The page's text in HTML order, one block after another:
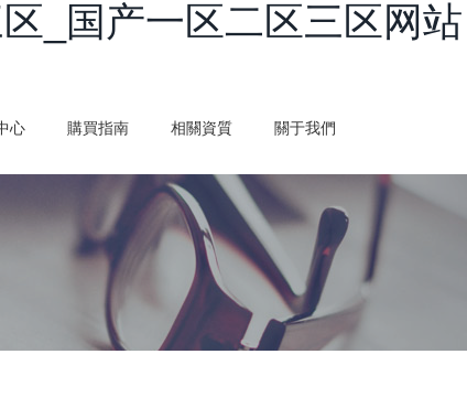
_国产一区二区三区网站
心 購買指南 相關資質 關于我們